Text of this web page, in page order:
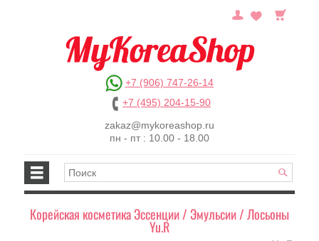
+7 (906) 747-26-14
+7 (495) 204-15-90
zakaz@mykoreashop.ru
пн - пт : 10.00 - 18.00
Корейская косметика Эссенции / Эмульсии / Лосьоны
Yu.R